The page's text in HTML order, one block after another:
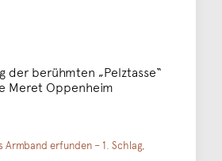
der berühmten „Pelztasse“
Meret Oppenheim
Armband erfunden – 1. Schlag,